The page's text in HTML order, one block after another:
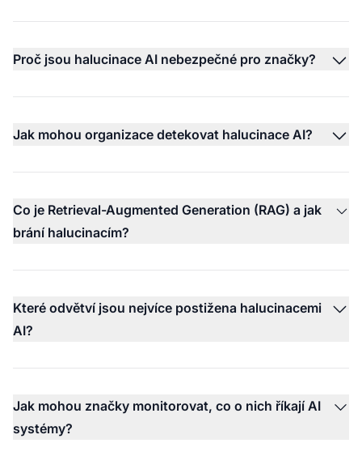
Proč jsou halucinace AI nebezpečné pro značky?
Jak mohou organizace detekovat halucinace AI?
Co je Retrieval-Augmented Generation (RAG) a jak
brání halucinacím?
Které odvětví jsou nejvíce postižena halucinacemi
AI?
Jak mohou značky monitorovat, co o nich říkají AI
systémy?